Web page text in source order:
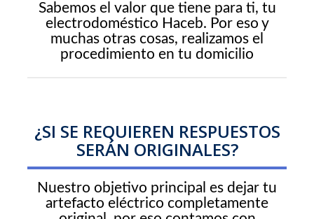
Sabemos el valor que tiene para ti, tu
electrodoméstico Haceb. Por eso y
muchas otras cosas, realizamos el
procedimiento en tu domicilio
¿SI SE REQUIEREN RESPUESTOS
SERÁN ORIGINALES?
Nuestro objetivo principal es dejar tu
artefacto eléctrico completamente